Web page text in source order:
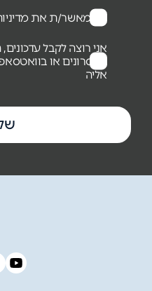
אני מאשר/ת את
אני רוצה לקבל
במסרונים או
אליה